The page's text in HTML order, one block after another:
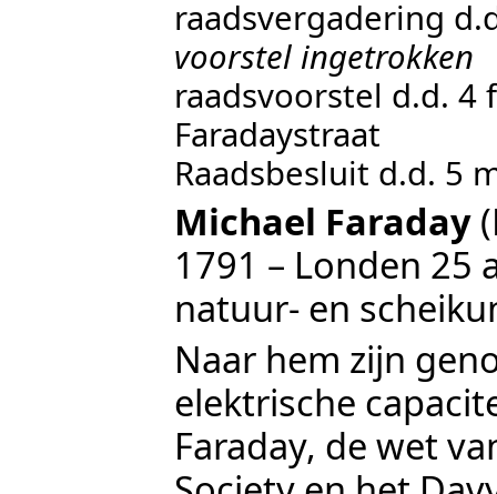
raadsvergadering
voorstel ingetrokken
raadsvoorstel d.d. 4
Faradaystraat
Raadsbesluit d.d. 5
Michael Faraday
1791 – Londen 25
natuur- en
Naar hem zijn
elektrische
Faraday, de wet